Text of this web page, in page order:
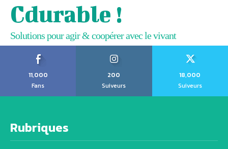
Cdurable !
Solutions pour agir & coopérer avec le vivant
11,000
Fans
200
Suiveurs
18,000
Suiveurs
Rubriques